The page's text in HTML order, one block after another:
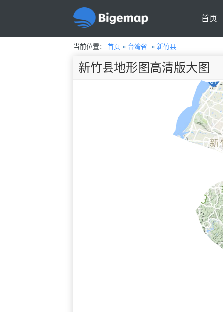
首页
当前位置： 首页» 台湾省 » 新竹县
新竹县地形图高清版大图